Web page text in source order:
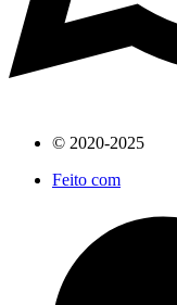
© 2020-2025
Feito com